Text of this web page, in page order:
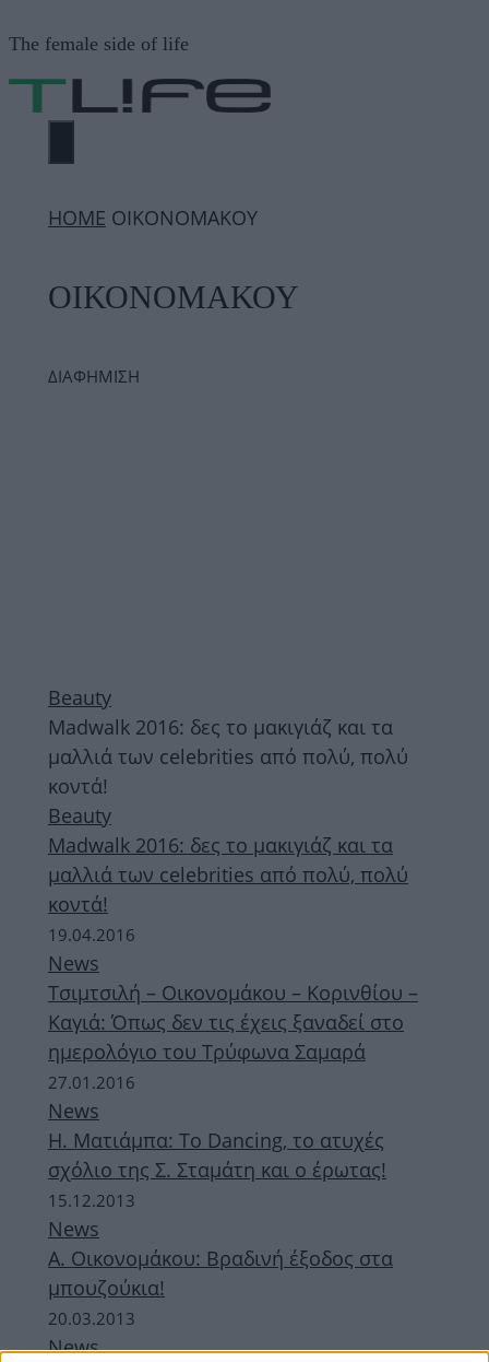
σε
περιεχόμενο
The female side of life
ΜΕΝΟΎ
ΗΟΜΕ ΟΙΚΟΝΟΜΑΚΟΥ
ΟΙΚΟΝΟΜΑΚΟΥ
ΔΙΑΦΗΜΙΣΗ
Beauty
Madwalk 2016: δες το μακιγιάζ και τα
μαλλιά των celebrities από πολύ, πολύ
κοντά!
Beauty
Madwalk 2016: δες το μακιγιάζ και τα
μαλλιά των celebrities από πολύ, πολύ
κοντά!
19.04.2016
News
Τσιμτσιλή – Οικονομάκου – Κορινθίου –
Καγιά: Όπως δεν τις έχεις ξαναδεί στο
ημερολόγιο του Τρύφωνα Σαμαρά
27.01.2016
News
H. Ματιάμπα: Το Dancing, το ατυχές
σχόλιο της Σ. Σταμάτη και ο έρωτας!
15.12.2013
News
Α. Οικονομάκου: Βραδινή έξοδος στα
μπουζούκια!
20.03.2013
News